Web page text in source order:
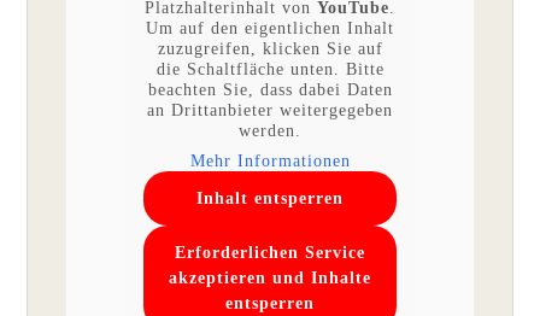
Platzhalterinhalt von YouTube
Um auf den eigentlichen Inhalt
zuzugreifen, klicken Sie auf
die Schaltfläche unten. Bitte
beachten Sie, dass dabei Daten
an Drittanbieter weitergegeben
werden.
Mehr Informationen
Inhalt entsperren
Erforderlichen Service
akzeptieren und Inhalte
entsperren